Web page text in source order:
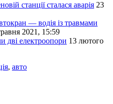
станції сталася аварія 23
— водія із травмами
2021, 15:59
дві електроопори 13 лютого
, авто